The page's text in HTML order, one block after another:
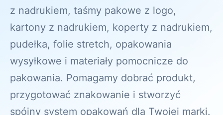
z nadrukiem, taśmy pakowe z logo,
kartony z nadrukiem, koperty z nadrukiem,
pudełka, folie stretch, opakowania
wysyłkowe i materiały pomocnicze do
pakowania. Pomagamy dobrać produkt,
przygotować znakowanie i stworzyć
spójny system opakowań dla Twojej marki.